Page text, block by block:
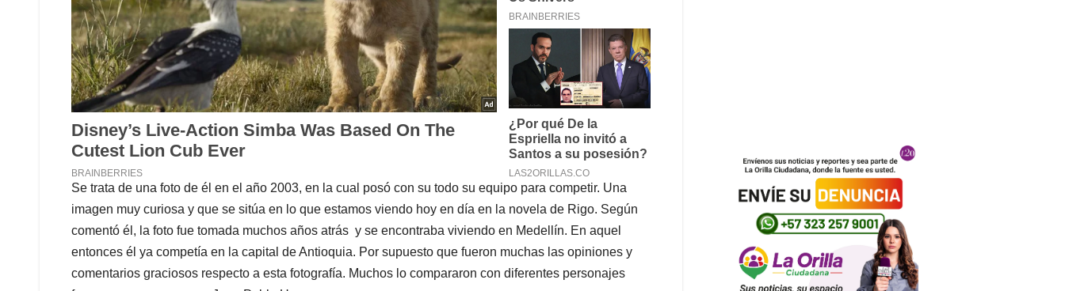
Se trata de una foto de él en el año 2003, en la cual posó con su todo su equipo para competir. Una
imagen muy curiosa y que se sitúa en lo que estamos viendo hoy en día en la novela de Rigo. Según
comentó él, la foto fue tomada muchos años atrás y se encontraba viviendo en Medellín. En aquel
entonces él ya competía en la capital de Antioquia. Por supuesto que fueron muchas las opiniones y
comentarios graciosos respecto a esta fotografía. Muchos lo compararon con diferentes personajes